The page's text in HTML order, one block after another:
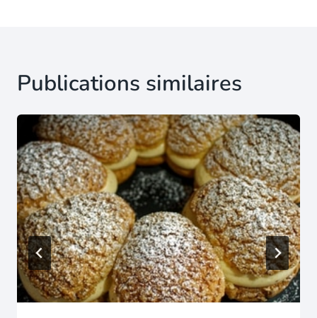
Publications similaires